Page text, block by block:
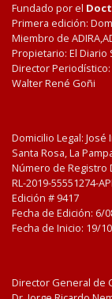
Fundado por el
Primera edición:
Miembro de
Propietario: El Diario
Director Periodístico:
Walter René Goñi
Domicilio Legal:
Santa Rosa, La
Número de Registro
RL-2019-55551274-
Edición # 9417
Fecha de Edición: 6/
Fecha de Inicio: 19/
Director General de